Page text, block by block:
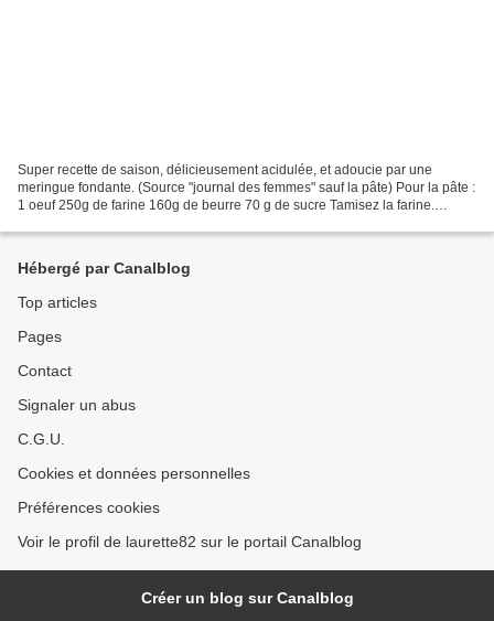
Super recette de saison, délicieusement acidulée, et adoucie par une
meringue fondante. (Source "journal des femmes" sauf la pâte) Pour la pâte :
1 oeuf 250g de farine 160g de beurre 70 g de sucre Tamisez la farine.
Hébergé par Canalblog
Top articles
Pages
Contact
Signaler un abus
C.G.U.
Cookies et données personnelles
Préférences cookies
Voir le profil de laurette82 sur le portail Canalblog
Créer un blog sur Canalblog